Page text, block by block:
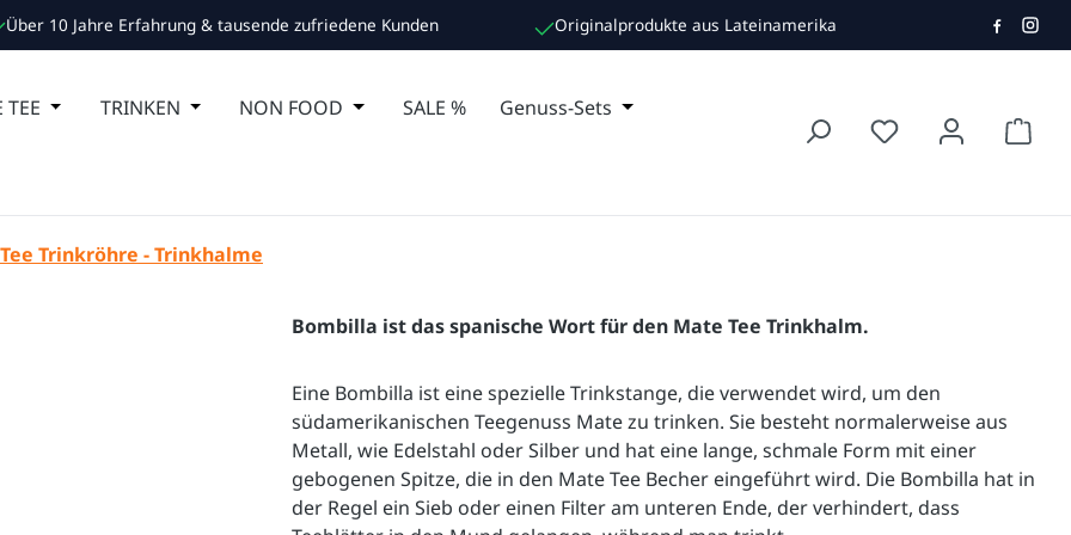
Über 10 Jahre Erfahrung & tausende zufriedene Kunden Originalprodukte aus Lateinamerika
das Dropdown der Kategorie ESSEN
TEE Öffne oder Schließe das Dropdown der Kategorie MATE TEE
TRINKEN Öffne oder Schließe das Dropdown der Kategorie TRINKEN
NON FOOD Öffne oder Schließe das Dropdown der Kategorie NON FOOD
SALE % Genuss-Sets Öffne oder Schließe das Dropdown der Kategorie
Trinkröhre - Trinkhalme
Bombilla​ ist das spanische Wort für den Mate Tee Trinkhalm.
Eine Bombilla ist eine spezielle Trinkstange, die verwendet wird, um den
südamerikanischen Teegenuss Mate zu trinken. Sie besteht normalerweise aus
Metall, wie Edelstahl oder Silber und hat eine lange, schmale Form mit einer
gebogenen Spitze, die in den Mate Tee Becher eingeführt wird. Die Bombilla hat in
der Regel ein Sieb oder einen Filter am unteren Ende, der verhindert, dass